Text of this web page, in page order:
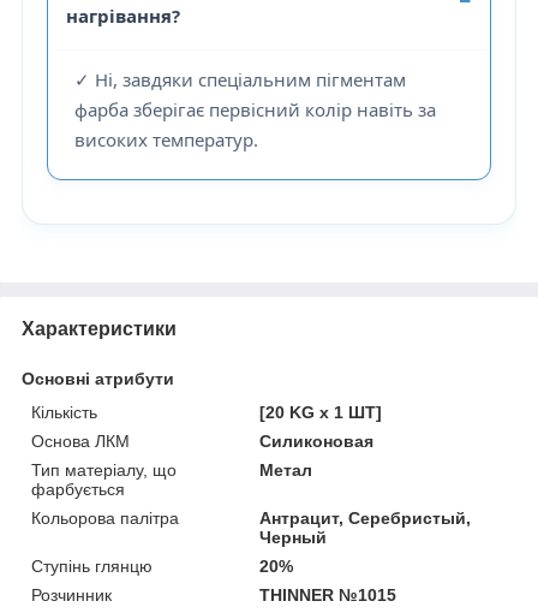
нагрівання?
✓ Ні, завдяки спеціальним пігментам
фарба зберігає первісний колір навіть за
високих температур.
Характеристики
Основні атрибути
Кількість
[20 KG х 1 ШТ]
Основа ЛКМ
Силиконовая
Тип матеріалу, що
фарбується
Метал
Кольорова палітра
Антрацит, Серебристый,
Черный
Ступінь глянцю
20%
Розчинник
THINNER №1015